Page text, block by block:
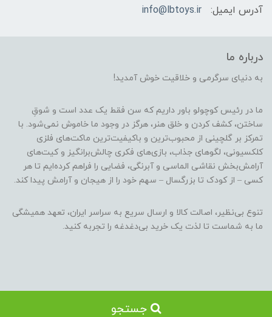
آدرس ایمیل:
info@lbtoys.ir
درباره ما
به دنیای سرگرمی و خلاقیت خوش آمدید!
ما در رئیس کوچولو باور داریم که سن فقط یک عدد است و شوقِ
ساختن، کشف کردن و خلق هنر، هرگز در وجود ما خاموش نمی‌شود. با
تمرکز بر گلچینی از محبوب‌ترین و باکیفیت‌ترین ماکت‌های فلزی
کلکسیونی، لگوهای جذاب، بازی‌های فکری چالش‌برانگیز و کیت‌های
آرامش‌بخش نقاشی الماسی و آبرنگی، فضایی را فراهم کرده‌ایم تا هر
کسی – از کودک تا بزرگسال – سهم خود را از هیجان و آرامش پیدا کند.
تنوع بی‌نظیر، اصالت کالا و ارسال سریع به سراسر ایران، تعهد همیشگی
ما به شماست تا لذت یک خرید بی‌دغدغه را تجربه کنید.
ساخت سایت توسطPortal